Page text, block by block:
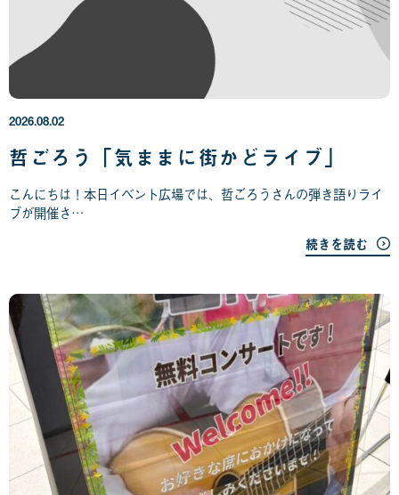
哲ごろう「気ままに街かどライブ」
こんにちは！本日イベント広場では、哲ごろうさんの弾き語りライ
ブが開催さ…
続きを読む
2026.08.02
0
6
0
8
月
2
日